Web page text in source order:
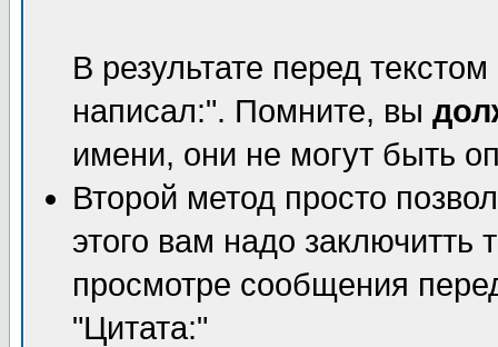
В результате перед
написал:". Помните, вы
имени, они не могут быть
Второй метод просто
этого вам надо заключитть
просмотре сообщения
"Цитата:"